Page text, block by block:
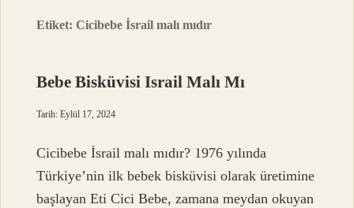
Etiket:Cicibebe İsrail malı mıdır
Bebe Bisküvisi Israil Malı Mı
Tarih: Eylül 17, 2024
Cicibebe İsrail malı mıdır? 1976 yılında
Türkiye’nin ilk bebek bisküvisi olarak üretimine
başlayan Eti Cici Bebe, zamana meydan okuyan